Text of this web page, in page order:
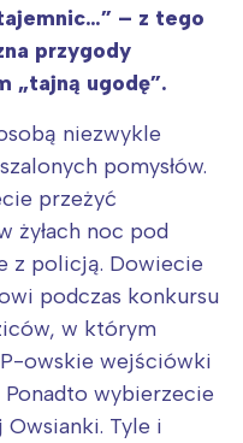
– z tego
przygody
„tajną ugodę”.
niezwykle
pomysłów.
przeżyć
żyłach noc pod
z policją. Dowiecie
podczas konkursu
w którym
owskie wejściówki
wybierzecie
Owsianki. Tyle i